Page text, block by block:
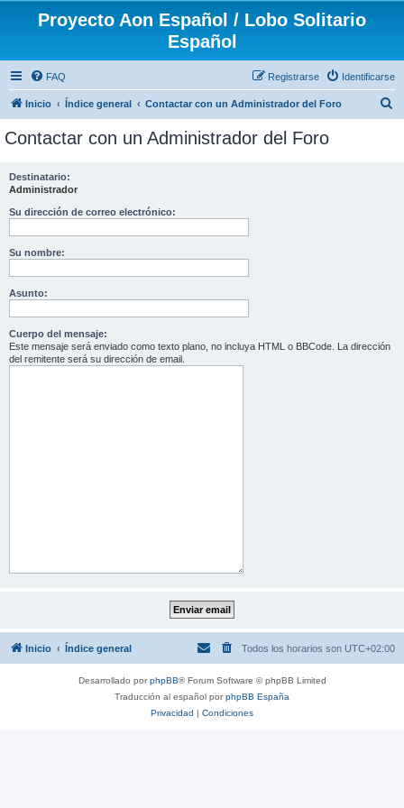
Proyecto Aon Español / Lobo Solitario
Español
FAQ Identificarse
Registrarse
Inicio Índice general Contactar con un Administrador del Foro
Contactar con un Administrador del Foro
Destinatario:
Administrador
Su dirección de correo electrónico:
Su nombre:
Asunto:
Cuerpo del mensaje:
Este mensaje será enviado como texto plano, no incluya HTML o BBCode. La dirección
del remitente será su dirección de email.
Inicio Índice general Todos los horarios son UTC+02:00
Desarrollado porphpBB® Forum Software © phpBB Limited
Traducción al español porphpBB España
Privacidad | Condiciones